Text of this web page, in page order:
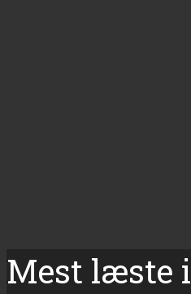
Mest læste